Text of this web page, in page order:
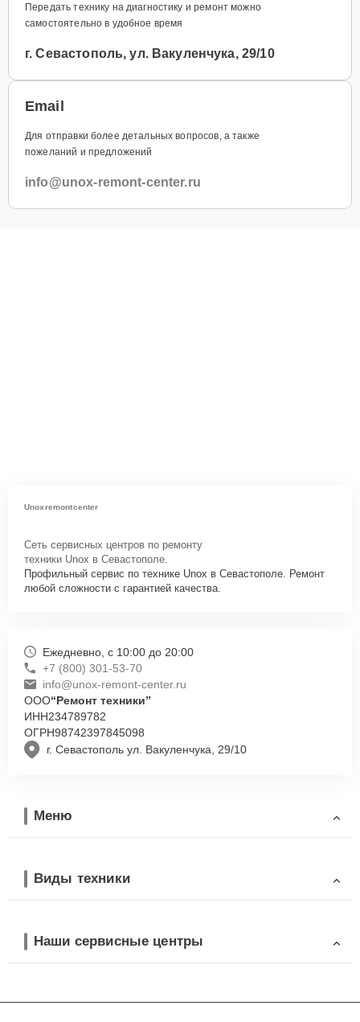
Передать технику на диагностику и ремонт можно
самостоятельно в удобное время
г. Севастополь, ул. Вакуленчука, 29/10
Email
Для отправки более детальных вопросов, а также
пожеланий и предложений
info@unox-remont-center.ru
Unoxremontcenter
Сеть сервисных центров по ремонту
техники Unox в Севастополе.
Профильный сервис по технике Unox в Севастополе. Ремонт
любой сложности с гарантией качества.
г. Севастополь ул. Вакуленчука, 29/10
Ежедневно, с 10:00 до 20:00
+7 (800) 301-53-70
info@unox-remont-center.ru
ООО“Ремонт техники”
ИНН234789782
ОГРН98742397845098
Меню
Виды техники
Наши сервисные центры